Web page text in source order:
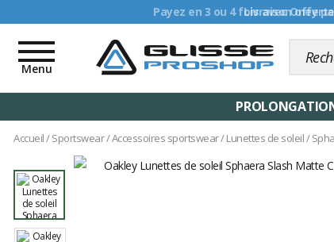
Livraison
Toggle
navigation
Menu
Accueil/Sportswear/Accessoires sportswear/Lunettes de soleil/